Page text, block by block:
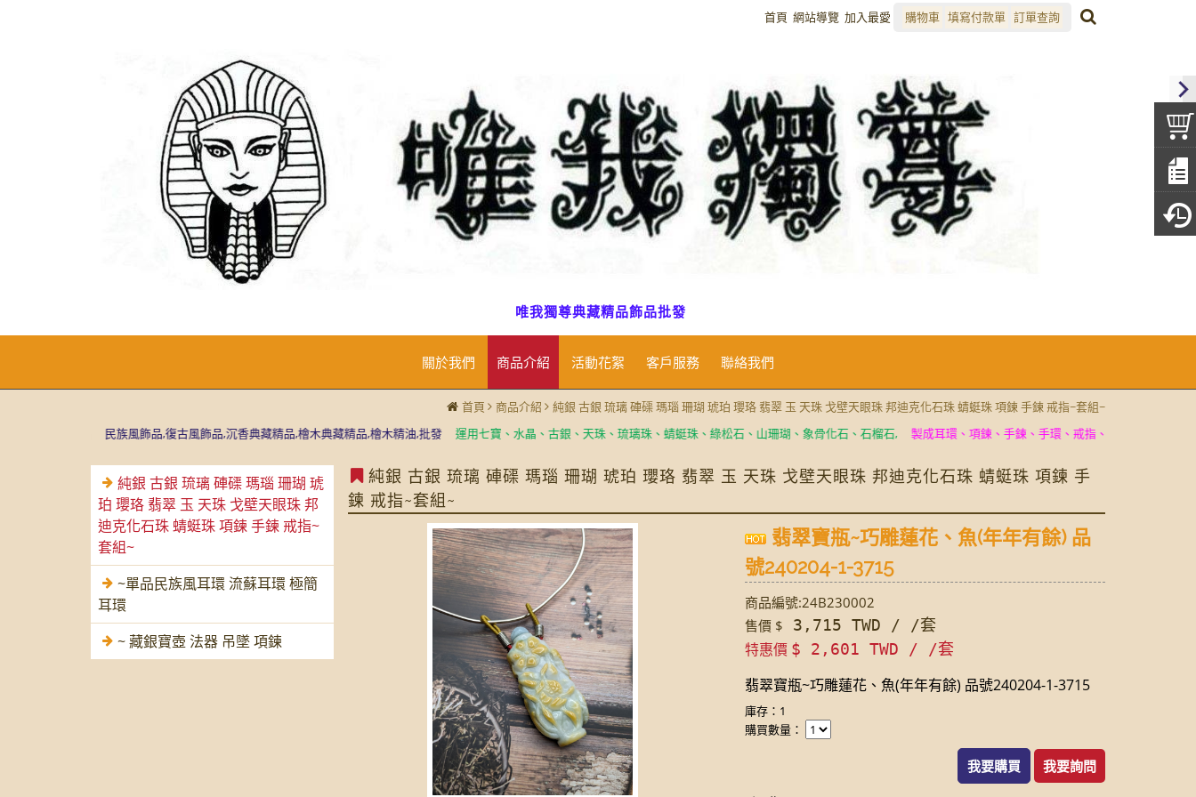
首頁 網站導覽 加入最愛 購物車 填寫付款單 訂單查詢
唯我獨尊典藏精品飾品批發
關於我們 商品介紹 活動花絮 客戶服務 聯絡我們
首頁 商品介紹
純銀 古銀 琉璃 硨磲 瑪瑙 珊瑚 琥珀 瓔珞 翡翠 玉 天珠 戈壁天眼珠 邦迪克化石珠 蜻蜓珠 項鍊 手鍊 戒指~套組~
民族風飾品,復古風飾品,沉香典藏精品,檜木典藏精品,檜木精油,批發 運用七寶、水晶、古銀、天珠、琉璃珠、蜻蜓珠、綠松石、山珊瑚、象骨化石、石榴石, 製成耳環、項鍊、手鍊、手環、戒指、法器飾品、古銀寶壺、
純銀 古銀 琉璃 硨磲 瑪瑙 珊瑚 琥
珀 瓔珞 翡翠 玉 天珠 戈壁天眼珠 邦
迪克化石珠 蜻蜓珠 項鍊 手鍊 戒指~
套組~
~單品民族風耳環 流蘇耳環 極簡
耳環
~ 藏銀寶壺 法器 吊墜 項鍊
純銀 古銀 琉璃 硨磲 瑪瑙 珊瑚 琥珀 瓔珞 翡翠 玉 天珠 戈壁天眼珠 邦迪克化石珠 蜻蜓珠 項鍊 手
鍊 戒指~套組~
翡翠寶瓶~巧雕蓮花、魚(年年有餘) 品
號240204-1-3715
商品編號:24B230002
售價 $ 3,715 TWD / /套
特惠價 $ 2,601 TWD / /套
翡翠寶瓶~巧雕蓮花、魚(年年有餘) 品號240204-1-3715
庫存：1
購買數量：
我要購買 我要詢問